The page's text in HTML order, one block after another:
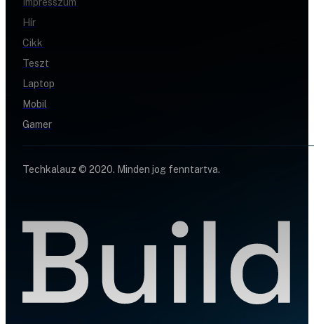
Impresszum
Hír
Cikk
Teszt
Laptop
Mobil
Gamer
Techkalauz © 2020. Minden jog fenntartva.